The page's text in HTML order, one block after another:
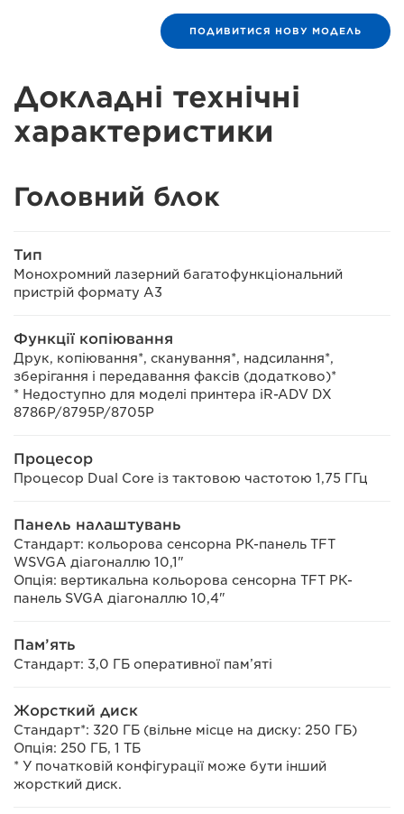
ПОДИВИТИСЯ НОВУ МОДЕЛЬ
Докладні технічні
характеристики
Головний блок
Тип
Монохромний лазерний багатофункціональний
пристрій формату A3
Функції копіювання
Друк, копіювання*, сканування*, надсилання*,
зберігання і передавання факсів (додатково)*
* Недоступно для моделі принтера iR-ADV DX
8786P/8795P/8705P
Процесор
Процесор Dual Core із тактовою частотою 1,75 ГГц
Панель налаштувань
Стандарт: кольорова сенсорна РК-панель TFT
WSVGA діагоналлю 10,1"
Опція: вертикальна кольорова сенсорна TFT РК-
панель SVGA діагоналлю 10,4"
Пам’ять
Стандарт: 3,0 ГБ оперативної пам’яті
Жорсткий диск
Стандарт*: 320 ГБ (вільне місце на диску: 250 ГБ)
Опція: 250 ГБ, 1 ТБ
* У початковій конфігурації може бути інший
жорсткий диск.